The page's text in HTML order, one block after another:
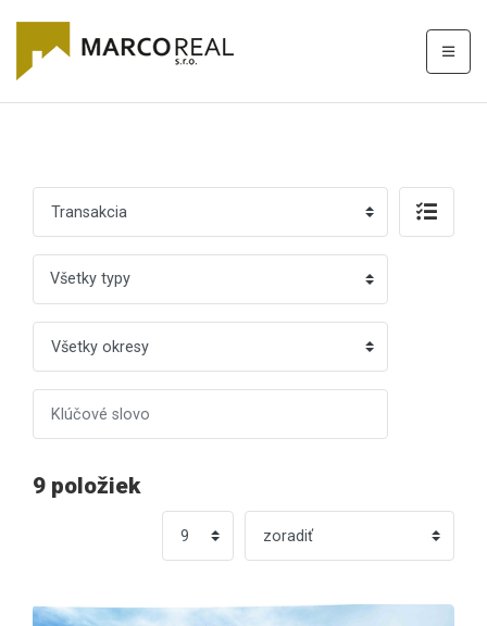
Všetky typy
9 položiek